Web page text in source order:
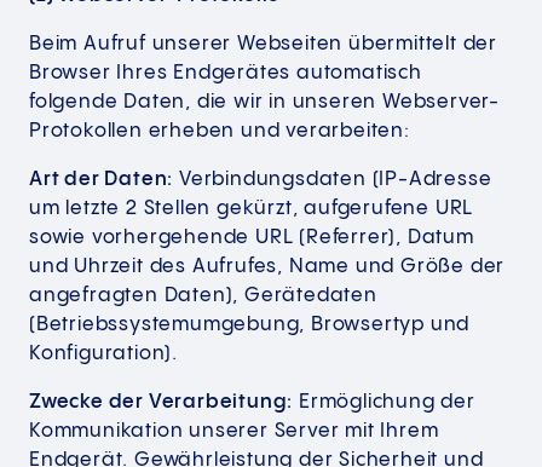
Beim Aufruf unserer Webseiten übermittelt der
Browser Ihres Endgerätes automatisch
folgende Daten, die wir in unseren Webserver-
Protokollen erheben und verarbeiten:
Art der Daten: Verbindungsdaten (IP-Adresse
um letzte 2 Stellen gekürzt, aufgerufene URL
sowie vorhergehende URL (Referrer), Datum
und Uhrzeit des Aufrufes, Name und Größe der
angefragten Daten), Gerätedaten
(Betriebssystemumgebung, Browsertyp und
Konfiguration).
Zwecke der Verarbeitung: Ermöglichung der
Kommunikation unserer Server mit Ihrem
Endgerät. Gewährleistung der Sicherheit und